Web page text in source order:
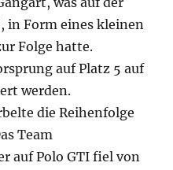
in Form eines kleinen
Folge hatte.
auf Platz 5 auf
werden.
die Reihenfolge
Team
auf Polo GTI fiel von